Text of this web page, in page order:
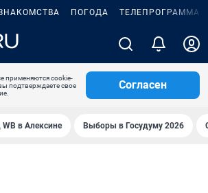
ПОГОДА ТЕЛЕПРОГРАММА
применяются cookie-
подтверждаете свое
Согласен
в Алексине Выборы в Госудуму 2026